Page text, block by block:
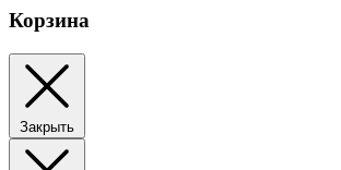
Корзина
Закрыть